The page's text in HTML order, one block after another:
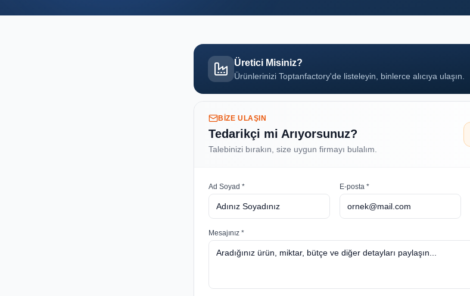
Üretici Misiniz?
Ürünlerinizi Toptanfactory'de listeleyin, binlerce alıcıya ulaşın.
BIZE ULAŞIN
Tedarikçi mi Arıyorsunuz?
Talebinizi bırakın, size uygun firmayı bulalım.
Ad Soyad * E-posta *
Mesajınız *